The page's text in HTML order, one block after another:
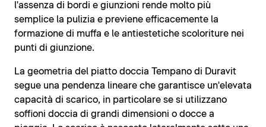
l'assenza di bordi e giunzioni rende molto più
semplice la pulizia e previene efficacemente la
formazione di muffa e le antiestetiche scoloriture nei
punti di giunzione.
La geometria del piatto doccia Tempano di Duravit
segue una pendenza lineare che garantisce un'elevata
capacità di scarico, in particolare se si utilizzano
soffioni doccia di grandi dimensioni o docce a